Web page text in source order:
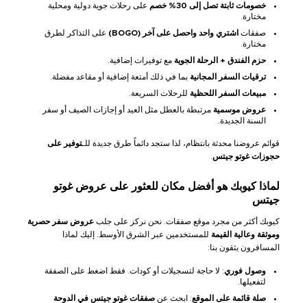
خصومات ثابتة تصل إلى 30% خصم
على رحلات جوية دولية ومحلية
مختارة.
صفقات اشتري واحد واحصل على آخر (BOGO)
على التذاكر لطرق
مختارة.
حزم الفندق + الرحلة الجوية مع توفيرات إضافية.
ترقيات السفر المجانية بما في ذلك أمتعة إضافية أو مقاعد مفضلة.
مبيعات السفر اللحظية للرحلات السريعة.
عروض موسمية مرتبطة بالعطل مثل العيد أو إجازات الصيف أو سفر
السنة الجديدة.
قوائم عروضنا محدثة بانتظام، لذا ستجد دائماً طرق جديدة للـتوفير على
حجوزات غوتو جيتس
لماذا كيوبك هو أفضل مكان للعثور على عروض غوتو
جيتس
كيوبك أكثر من مجرد موقع صفقات. نحن نركز على جلب عروض سفر حصرية
وموثقة وعالية القيمة للمستخدمين عبر الشرق الأوسط. إليك لماذا
المسافرون يثقون بنا:
وصول فوري: لا حاجة لتسجيلات أو كودات. فقط اضغط على الصفقة
لتفعيلها.
صلة قائمة على الموقع: ابحث عن صفقات غوتو جيتس في الدوحة